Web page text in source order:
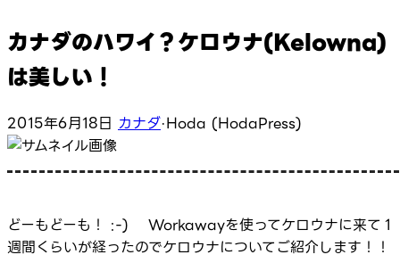
カナダのハワイ？ケロウナ(Kelowna)
は美しい！
2015年6月18日 カナダ·Hoda (HodaPress)
どーもどーも！ :-) Workawayを使ってケロウナに来て１
週間くらいが経ったのでケロウナについてご紹介します！！